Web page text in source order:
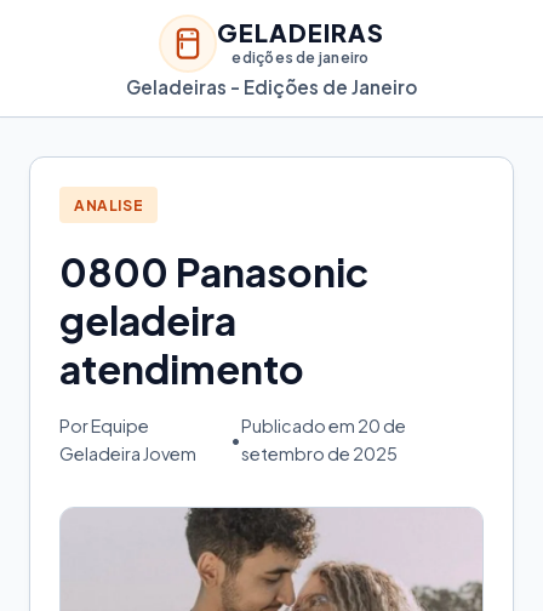
GELADEIRAS
edições de janeiro
Geladeiras - Edições de Janeiro
ANALISE
0800 Panasonic
geladeira
atendimento
Por Equipe
Geladeira Jovem
•
Publicado em 20 de
setembro de 2025